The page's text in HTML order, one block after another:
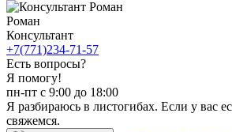
Роман
Консультант
+7(771)234-71-57
Есть вопросы?
Я помогу!
пн-пт с 9:00 до 18:00
Я разбираюсь в листогибах. Если у вас
свяжемся.